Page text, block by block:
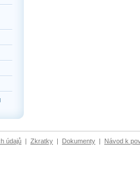
údajů | Zkratky | Dokumenty | Návod k